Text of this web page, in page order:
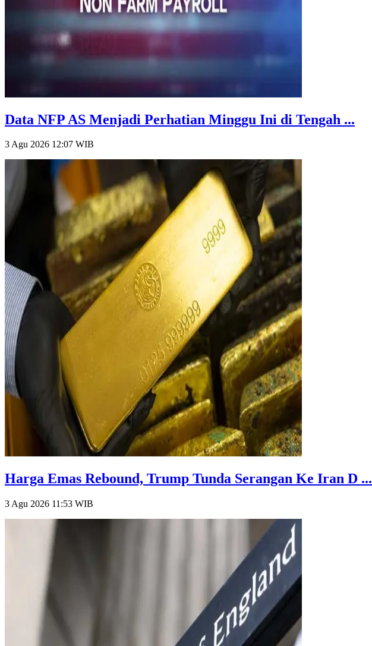
Data NFP AS Menjadi Perhatian Minggu Ini di Tengah ...
3 Agu 2026 12:07 WIB
Harga Emas Rebound, Trump Tunda Serangan Ke Iran D ...
3 Agu 2026 11:53 WIB